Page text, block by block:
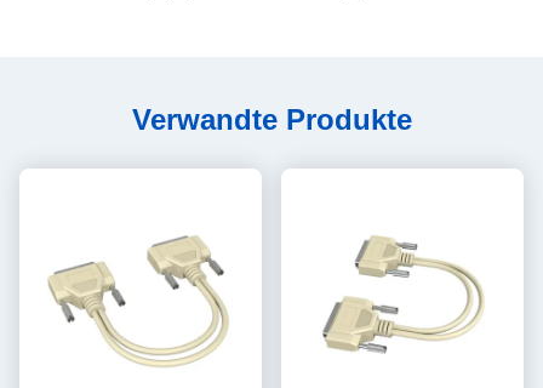
Verwandte Produkte